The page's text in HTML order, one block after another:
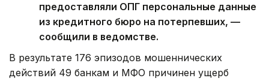
предоставляли ОПГ персональные данные
из кредитного бюро на потерпевших, —
сообщили в ведомстве.
В результате 176 эпизодов мошеннических
действий 49 банкам и МФО причинен ущерб